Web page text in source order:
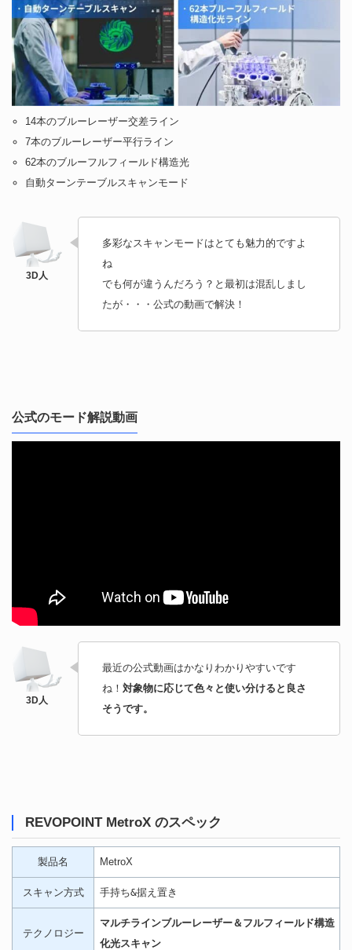
14本のブルーレーザー交差ライン
7本のブルーレーザー平行ライン
62本のブルーフルフィールド構造光
自動ターンテーブルスキャンモード
多彩なスキャンモードはとても魅力的ですよ
ね
でも何が違うんだろう？と最初は混乱しまし
たが・・・公式の動画で解決！
公式のモード解説動画
最近の公式動画はかなりわかりやすいです
ね！ 対象物に応じて色々と使い分けると良さ
そうです。
REVOPOINT MetroX のスペック
製品名 MetroX
スキャン方式 手持ち&据え置き
テクノロジー
マルチラインブルーレーザー＆フルフィールド構造
化光スキャン